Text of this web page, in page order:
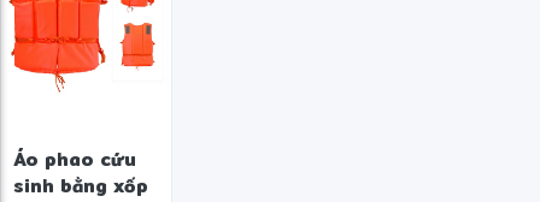
Áo phao cứu
sinh bằng xốp